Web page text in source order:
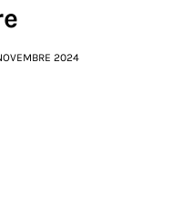
2024